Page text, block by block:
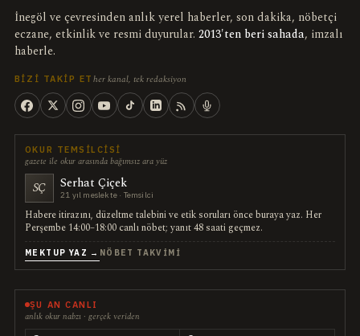
İnegöl ve çevresinden anlık yerel haberler, son dakika, nöbetçi
eczane, etkinlik ve resmi duyurular. 2013'ten beri sahada, imzalı
haberle.
BIZI TAKIP ET her kanal, tek redaksiyon
OKUR TEMSILCISI
gazete ile okur arasında bağımsız ara yüz
SÇ Serhat Çiçek
21 yıl meslekte · Temsilci
Habere itirazını, düzeltme talebini ve etik soruları önce buraya yaz. Her
Perşembe 14:00–18:00 canlı nöbet; yanıt 48 saati geçmez.
MEKTUP YAZ → NÖBET TAKVIMI
ŞU AN CANLI
anlık okur nabzı · gerçek veriden